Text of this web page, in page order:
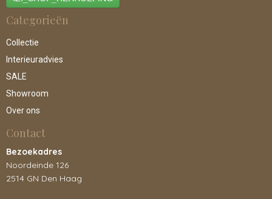
Categorieën
Collectie
Interieuradvies
SALE
Showroom
Over ons
Contact
Bezoekadres
Noordeinde 126
2514 GN Den Haag